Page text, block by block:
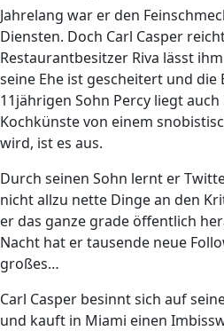
Jahrelang war er den
Diensten. Doch Carl Casper
Restaurantbesitzer Riva lässt
seine Ehe ist gescheitert und die
11jährigen Sohn Percy liegt
Kochkünste von einem
wird, ist es aus.
Durch seinen Sohn lernt er
nicht allzu nette Dinge an den
er das ganze grade öffentlich
Nacht hat er tausende neue
großes…
Carl Casper besinnt sich auf
und kauft in Miami einen